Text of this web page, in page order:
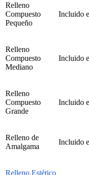
Relleno
Compuesto
Pequeño
Incluido
Relleno
Compuesto
Mediano
Incluido
Relleno
Compuesto
Grande
Incluido
Relleno de
Amalgama
Incluido
Relleno Estético